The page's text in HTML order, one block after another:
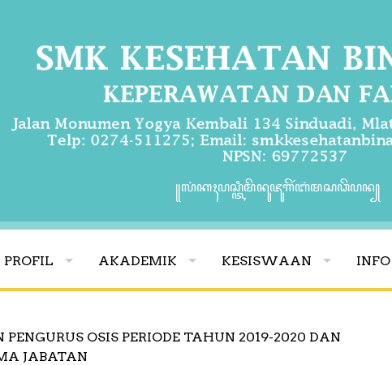
꧋ꦭꦁꦏꦃꦥꦱ꧀ꦠꦶꦩꦼꦤꦸꦗꦸꦒꦼꦂꦧꦁꦩꦱꦣꦼꦥꦤ꧀
PROFIL AKADEMIK KESISWAAN INFO
OSIS PERIODE TAHUN 2019-2020 DAN
JABATAN